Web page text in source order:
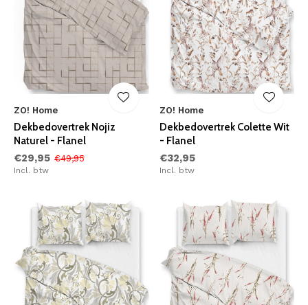
ZO! Home
Dekbedovertrek Nojiz
Naturel - Flanel
€29,95 €49,95
Incl. btw
ZO! Home
Dekbedovertrek Colette Wit
- Flanel
€32,95
Incl. btw